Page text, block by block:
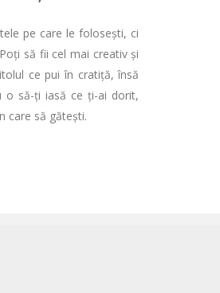
pe care le folosești, ci
să fii cel mai creativ și
ce pui în cratiță, însă
o să-ți iasă ce ți-ai dorit,
care să gătești.